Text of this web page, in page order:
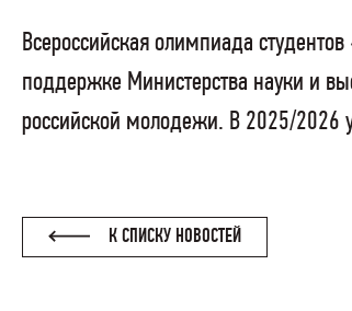
Всероссийская олимпиада
поддержке Министерства науки и
российской молодежи. В 2025/2026
К СПИСКУ НОВОСТЕЙ